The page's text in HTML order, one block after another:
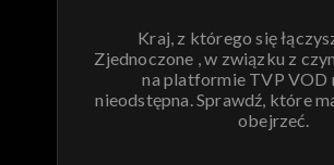
Kraj, z którego się
Zjednoczone , w związku z
na platformie TVP VOD
nieodstępna. Sprawdź, które
obejrzeć.